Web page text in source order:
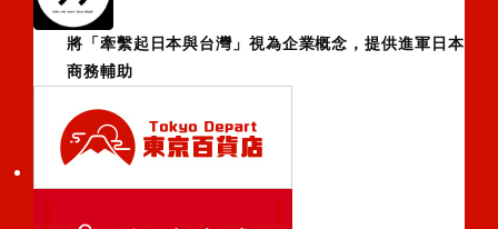
將「牽繫起日本與台灣」視為企業概念，提供進軍日本
商務輔助